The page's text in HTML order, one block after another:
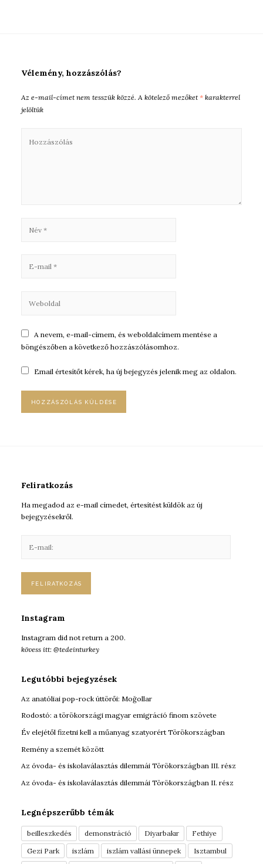
Vélemény, hozzászólás?
Az e-mail-címet nem tesszük közzé. A kötelező mezőket* karakterrel
jelöltük
A nevem, e-mail-címem, és weboldalcímem mentése a
böngészőben a következő hozzászólásomhoz.
Email értesítőt kérek, ha új bejegyzés jelenik meg az oldalon.
Feliratkozás
Ha megadod az e-mail címedet, értesítést küldök az új
bejegyzésekről.
Instagram
Instagram did not return a 200.
kövess itt: @tedeinturkey
Legutóbbi bejegyzések
Az anatóliai pop-rock úttörői: Moğollar
Rodostó: a törökországi magyar emigráció finom szövete
Év elejétől fizetni kell a műanyag szatyorért Törökországban
Remény a szemét között
Az óvoda- és iskolaválasztás dilemmái Törökországban III. rész
Az óvoda- és iskolaválasztás dilemmái Törökországban II. rész
Legnépszerűbb témák
beilleszkedés demonstráció Diyarbakır
Fethiye
Gezi Park
iszlám iszlám vallási ünnepek
Isztambul